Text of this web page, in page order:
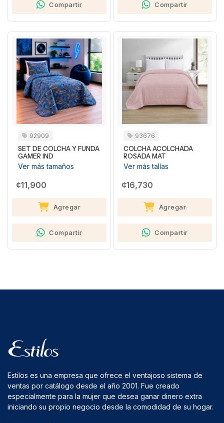
Compartir Compartir
92909
SET DE COLCHA Y FUNDA
GAMER IND
Ver más tamaños
¢11,900
Agregar
Compartir
93676
COLCHA ACOLCHADA
ROSADA MAT
Ver más tallas
¢16,730
Agregar
Compartir
Estilos es una empresa que ofrece el ventajoso sistema de
ventas por catálogo desde el año 2001. Fue creado
especialmente para la mujer que desea ganar dinero extra
iniciando su propio negocio desde la comodidad de su hogar.